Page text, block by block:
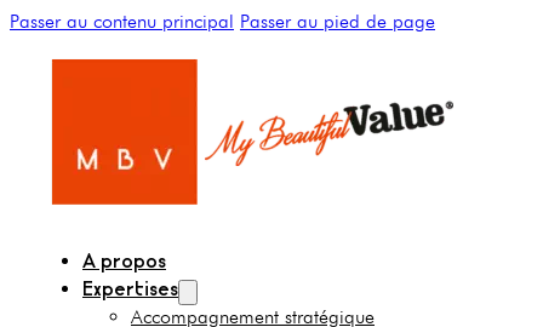
Passer au contenu principal Passer au pied de page
A propos
Expertises
Accompagnement stratégique